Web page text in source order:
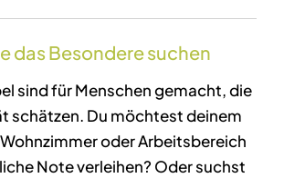
das Besondere suchen
sind für Menschen gemacht, die
schätzen. Du möchtest deinem
oder Arbeitsbereich
Note verleihen? Oder suchst